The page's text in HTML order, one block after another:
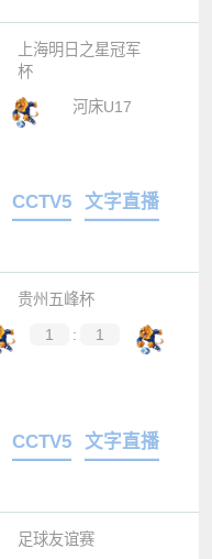
上海明日之星冠军
杯
河床U17
CCTV5 文字直播
贵州五峰杯
1 :
1
CCTV5 文字直播
足球友谊赛